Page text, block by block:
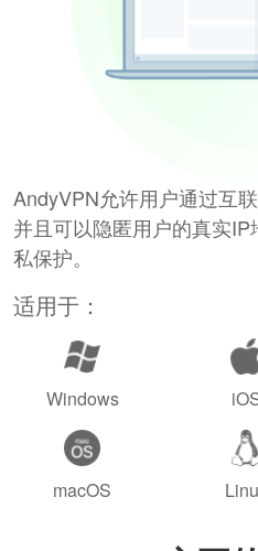
AndyVPN允许用户通过互
并且可以隐匿用户的真实
私保护。
适用于：
Windows
macOS